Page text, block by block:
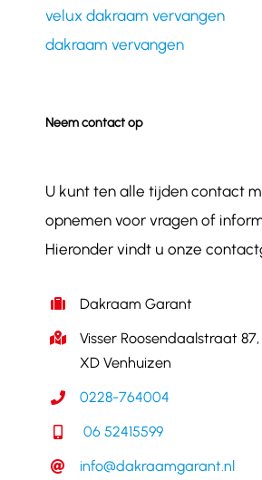
velux dakraam vervangen
dakraam vervangen
Neem contact op
U kunt ten alle tijden contact
opnemen voor vragen of
Hieronder vindt u onze
Dakraam Garant
Visser Roosendaalstraat 87,
XD Venhuizen
0228-764004
06 52415599
info@dakraamgarant.nl